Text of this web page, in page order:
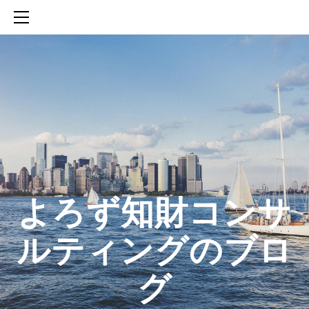
​よろず知財コンサ
ルティングのブロ
グ
SERVICES
知財活動のROICへの貢献
生成AIを活用した知財戦略の策定方法
生成AIとの「壁打ち」で、新たな発明を創出する方法